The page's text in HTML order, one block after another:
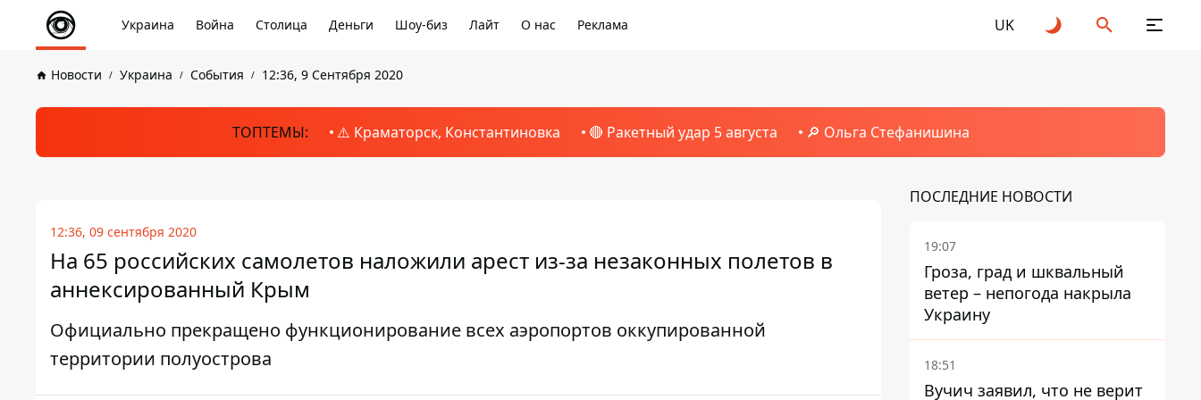
Украина Война Столица Деньги Шоу-биз Лайт О нас Реклама UK
Новости Украина События 12:36, 9 Сентября 2020
ТОПТЕМЫ: ⚠️ Краматорск, Константиновка 🔴 Ракетный удар 5 августа 🔎 Ольга Стефанишина
12:36, 09 сентября 2020
На 65 российских самолетов наложили арест из-за незаконных полетов в
аннексированный Крым
Официально прекращено функционирование всех аэропортов оккупированной
территории полуострова
ПОСЛЕДНИЕ НОВОСТИ
19:07
Гроза, град и шквальный
ветер – непогода накрыла
Украину
18:51
Вучич заявил, что не верит